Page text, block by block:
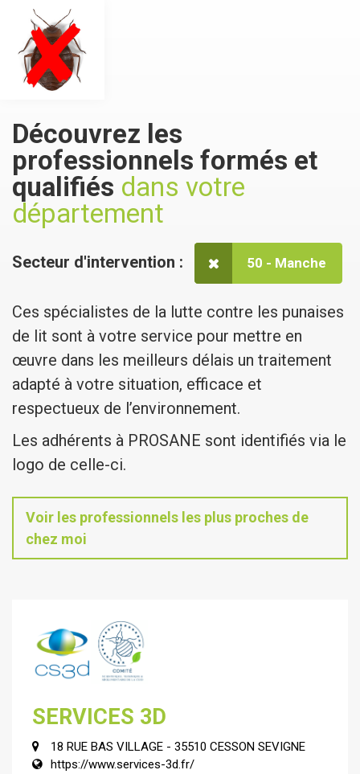
Découvrez les
professionnels formés et
qualifiés dans votre
département
Secteur d'intervention : 50 - Manche
Ces spécialistes de la lutte contre les punaises
de lit sont à votre service pour mettre en
œuvre dans les meilleurs délais un traitement
adapté à votre situation, efficace et
respectueux de l’environnement.
Les adhérents à PROSANE sont identifiés via le
logo de celle-ci.
Voir les professionnels les plus proches de
chez moi
SERVICES 3D
18 RUE BAS VILLAGE - 35510 CESSON SEVIGNE
https://www.services-3d.fr/